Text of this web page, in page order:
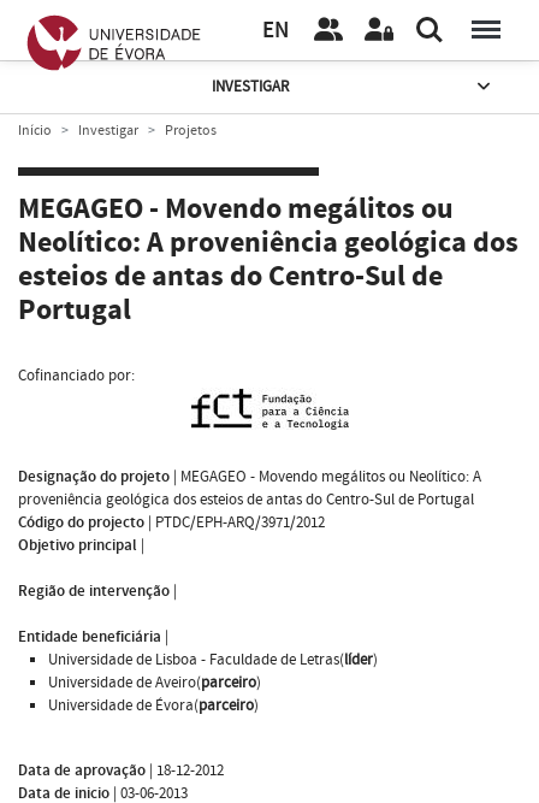
EN
INVESTIGAR
Início Investigar Projetos
MEGAGEO - Movendo megálitos ou
Neolítico: A proveniência geológica dos
esteios de antas do Centro-Sul de
Portugal
Cofinanciado por:
Designação do projeto | MEGAGEO - Movendo megálitos ou Neolítico: A
proveniência geológica dos esteios de antas do Centro-Sul de Portugal
Código do projecto | PTDC/EPH-ARQ/3971/2012
Objetivo principal |
Região de intervenção |
Entidade beneficiária |
Universidade de Lisboa - Faculdade de Letras(líder)
Universidade de Aveiro(parceiro)
Universidade de Évora(parceiro)
Data de aprovação | 18-12-2012
Data de inicio | 03-06-2013